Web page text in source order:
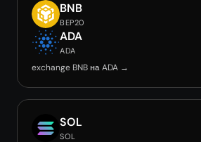
BNB
BEP20
ADA
ADA
exchange BNB на ADA →
SOL
SOL